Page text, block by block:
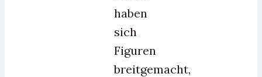
haben
sich
Figuren
breitgemacht,